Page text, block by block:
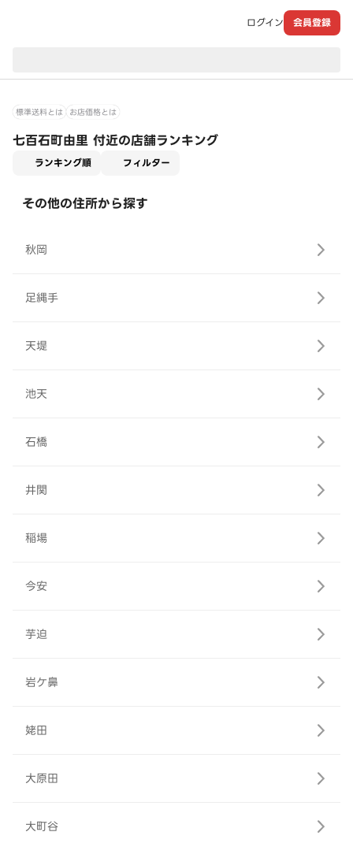
ログイン 会員登録
標準送料とは お店価格とは
七百石町由里 付近の店舗ランキング
ランキング順 フィルター
その他の住所から探す
秋岡
足縄手
天堤
池天
石橋
井関
稲場
今安
芋迫
岩ケ鼻
姥田
大原田
大町谷